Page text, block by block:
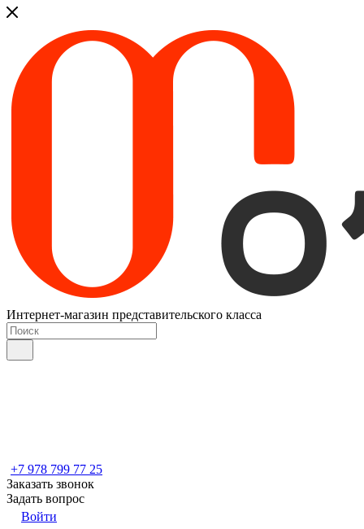
Интернет-магазин представительского класса
+7 978 799 77 25
Заказать звонок
Задать вопрос
Войти